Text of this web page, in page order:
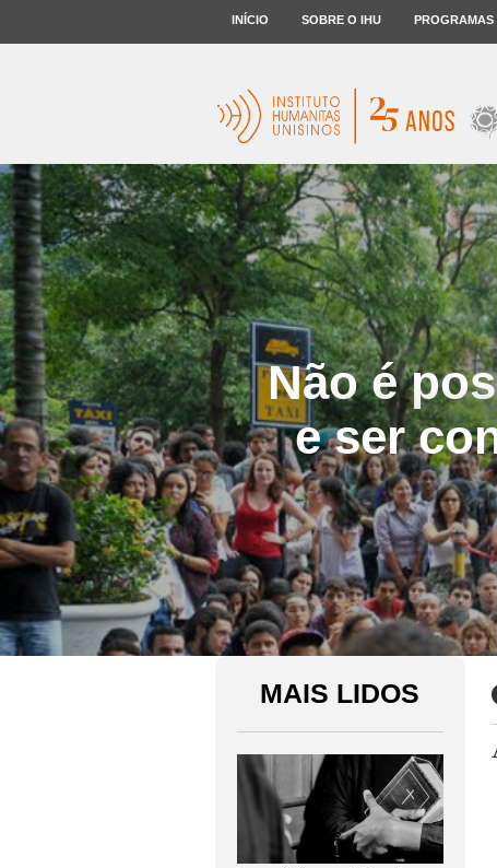
INÍCIO SOBRE O IHU PROGRAMAS
Não é
e ser
MAIS LIDOS